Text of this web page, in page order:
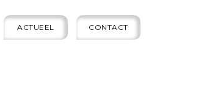
ACTUEEL CONTACT